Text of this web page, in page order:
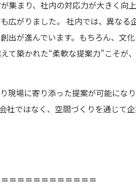
集まり、社内の対応力が大きく向
広がりました。 社内では、異なる
出が進んでいます。もちろん、文
て築かれた“柔軟な提案力”こそが
現場に寄り添った提案が可能にな
社ではなく、空間づくりを通じて
＝＝＝＝＝＝＝＝＝＝＝